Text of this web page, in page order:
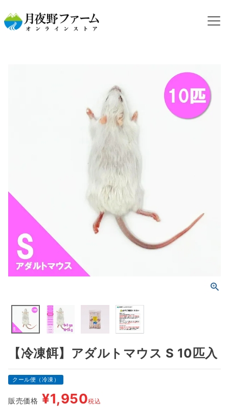
【冷凍餌】アダルトマウス S 10匹入
【冷凍餌】アダルトマウス S 10匹入
クール便（冷凍）
販売価格 ¥1,950税込